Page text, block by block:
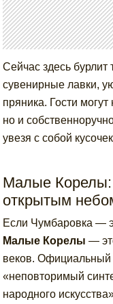
Сейчас здесь бурлит
сувенирные лавки,
пряника. Гости могут
но и
увезя с собой
Малые Корелы:
открытым
Если Чумбаровка —
Малые Корелы—
веков. Официальный
«неповторимый
народного